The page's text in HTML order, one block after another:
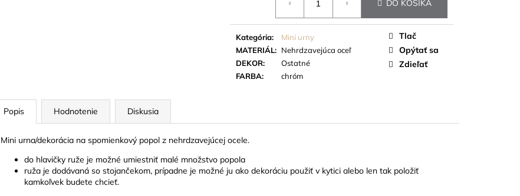
DO KOŠÍKA
Kategória:
Mini urny
MATERIÁL: Nehrdzavejúca oceľ
DEKOR:
Ostatné
FARBA: chróm
Tlač
Opýtať sa
Zdieľať
Popis Hodnotenie Diskusia
Mini urna/dekorácia na spomienkový popol z nehrdzavejúcej ocele.
do hlavičky ruže je možné umiestniť malé množstvo popola
ruža je dodávaná so stojančekom, prípadne je možné ju ako dekoráciu použiť v kytici alebo len tak položiť
kamkoľvek budete chcieť.